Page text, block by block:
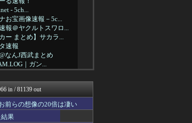
- 5ch...
お宝画像速報－5c...
報＠ヤクルトスワロ...
ー まとめ】サカラ...
速報
なんJ西武まとめ
｜ガン...
ース(ﾉ∀`)
とめ速報うまろぐ
う速報
ガースちゃんねる
in / 81139 out
前らの想像の20倍は凄い
果